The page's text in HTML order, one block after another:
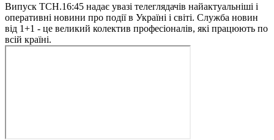
Випуск ТСН.16:45 надає увазі телеглядачів найактуальніші і
оперативні новини про події в Україні і світі. Служба новин
від 1+1 - це великий колектив професіоналів, які працюють по
всій країні.